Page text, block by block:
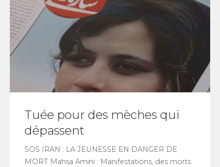
Tuée pour des mèches qui
dépassent
SOS IRAN : LA JEUNESSE EN DANGER DE
MORT Mahsa Amini : Manifestations, des morts